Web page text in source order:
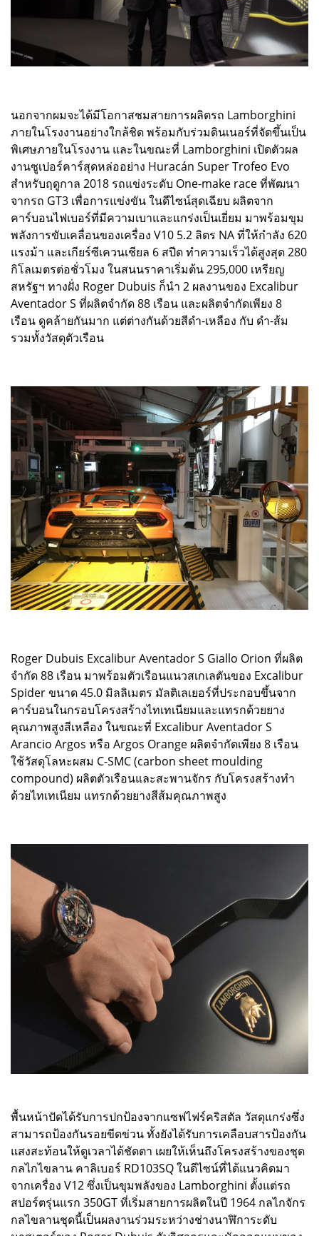
นอกจากผมจะได้มีโอกาสชมสายการผลิตรถ Lamborghini
ภายในโรงงานอย่างใกล้ชิด พร้อมกับร่วมดินเนอร์ที่จัดขึ้นเป็น
พิเศษภายในโรงงาน และในขณะที่ Lamborghini เปิดตัวผล
งานซูเปอร์คาร์สุดหล่ออย่าง Huracán Super Trofeo Evo
สำหรับฤดูกาล 2018 รถแข่งระดับ One-make race ที่พัฒนา
จากรถ GT3 เพื่อการแข่งขัน ในดีไซน์สุดเฉียบ ผลิตจาก
คาร์บอนไฟเบอร์ที่มีความเบาและแกร่งเป็นเยี่ยม มาพร้อมขุม
พลังการขับเคลื่อนของเครื่อง V10 5.2 ลิตร NA ที่ให้กำลัง 620
แรงม้า และเกียร์ซีเควนเชียล 6 สปีด ทำความเร็วได้สูงสุด 280
กิโลเมตรต่อชั่วโมง ในสนนราคาเริ่มต้น 295,000 เหรียญ
สหรัฐฯ ทางฝั่ง Roger Dubuis ก็นำ 2 ผลงานของ Excalibur
Aventador S ที่ผลิตจำกัด 88 เรือน และผลิตจำกัดเพียง 8
เรือน ดูคล้ายกันมาก แต่ต่างกันด้วยสีดำ-เหลือง กับ ดำ-ส้ม
รวมทั้งวัสดุตัวเรือน
Roger Dubuis Excalibur Aventador S Giallo Orion ที่ผลิต
จำกัด 88 เรือน มาพร้อมตัวเรือนแนวสเกเลตันของ Excalibur
Spider ขนาด 45.0 มิลลิเมตร มัลติเลเยอร์ที่ประกอบขึ้นจาก
คาร์บอนในกรอบโครงสร้างไทเทเนียมและแทรกด้วยยาง
คุณภาพสูงสีเหลือง ในขณะที่ Excalibur Aventador S
Arancio Argos หรือ Argos Orange ผลิตจำกัดเพียง 8 เรือน
ใช้วัสดุโลหะผสม C-SMC (carbon sheet moulding
compound) ผลิตตัวเรือนและสะพานจักร กับโครงสร้างทำ
ด้วยไทเทเนียม แทรกด้วยยางสีส้มคุณภาพสูง
พื้นหน้าปัดได้รับการปกป้องจากแซฟไฟร์คริสตัล วัสดุแกร่งซึ่ง
สามารถป้องกันรอยขีดข่วน ทั้งยังได้รับการเคลือบสารป้องกัน
แสงสะท้อนให้ดูเวลาได้ชัดตา เผยให้เห็นถึงโครงสร้างของชุด
กลไกไขลาน คาลิเบอร์ RD103SQ ในดีไซน์ที่ได้แนวคิดมา
จากเครื่อง V12 ซึ่งเป็นขุมพลังของ Lamborghini ตั้งแต่รถ
สปอร์ตรุ่นแรก 350GT ที่เริ่มสายการผลิตในปี 1964 กลไกจักร
กลไขลานชุดนี้เป็นผลงานร่วมระหว่างช่างนาฬิการะดับ